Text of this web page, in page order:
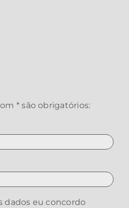
* são obrigatórios:
dados eu concordo